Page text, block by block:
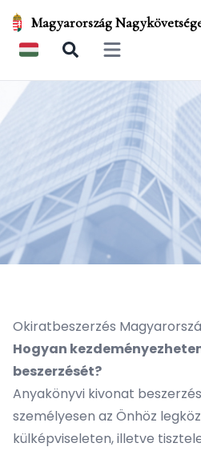
Magyarország
Open main menu
Okiratbeszerzés
Hogyan
beszerzését?
Anyakönyvi kivonat
személyesen az Önhöz
külképviseleten, illetve